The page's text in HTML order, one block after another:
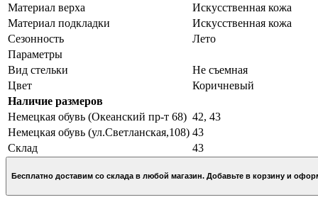
Материал верха
Искусственная кожа
Материал подкладки
Искусственная кожа
Сезонность
Лето
Параметры
Вид стельки
Не съемная
Цвет
Коричневый
Наличие размеров
Немецкая обувь (Океанский пр-т 68) 42, 43
Немецкая обувь (ул.Светланская,108) 43
Склад
43
Бесплатно доставим со склада в любой магазин. Добавьте в